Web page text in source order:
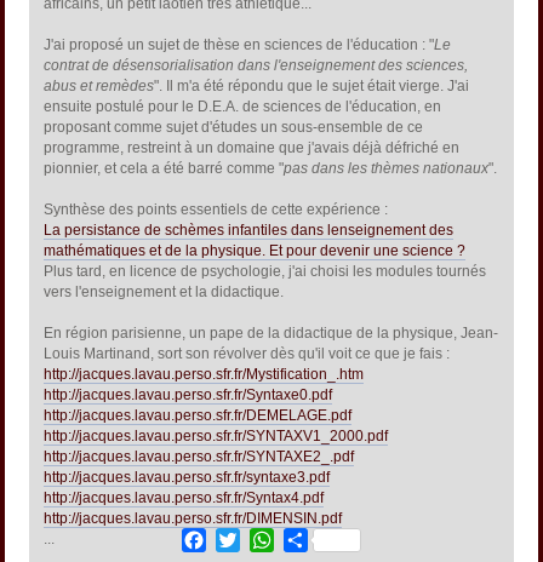
africains, un petit laotien très athlétique...
J'ai proposé un sujet de thèse en sciences de l'éducation : "Le
contrat de désensorialisation dans l'enseignement des sciences,
abus et remèdes". Il m'a été répondu que le sujet était vierge. J'ai
ensuite postulé pour le D.E.A. de sciences de l'éducation, en
proposant comme sujet d'études un sous-ensemble de ce
programme, restreint à un domaine que j'avais déjà défriché en
pionnier, et cela a été barré comme "pas dans les thèmes nationaux".
Synthèse des points essentiels de cette expérience :
La persistance de schèmes infantiles dans lenseignement des
mathématiques et de la physique. Et pour devenir une science ?
Plus tard, en licence de psychologie, j'ai choisi les modules tournés
vers l'enseignement et la didactique.
En région parisienne, un pape de la didactique de la physique, Jean-
Louis Martinand, sort son révolver dès qu'il voit ce que je fais :
http://jacques.lavau.perso.sfr.fr/Mystification_.htm
http://jacques.lavau.perso.sfr.fr/Syntaxe0.pdf
http://jacques.lavau.perso.sfr.fr/DEMELAGE.pdf
http://jacques.lavau.perso.sfr.fr/SYNTAXV1_2000.pdf
http://jacques.lavau.perso.sfr.fr/SYNTAXE2_.pdf
http://jacques.lavau.perso.sfr.fr/syntaxe3.pdf
http://jacques.lavau.perso.sfr.fr/Syntax4.pdf
http://jacques.lavau.perso.sfr.fr/DIMENSIN.pdf
...
Facebook
Twitter WhatsApp
Share